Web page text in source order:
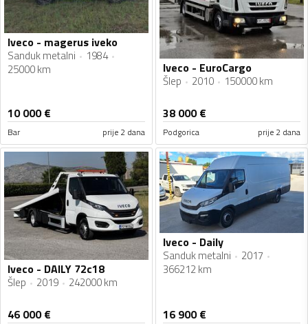
Iveco - magerus iveko
Sanduk metalni
1984
25000 km
10 000€
Bar prije 2 dana
Iveco - EuroCargo
Šlep 2010 150000 km
38 000€
Podgorica prije 2 dana
Iveco - DAILY 72c18
Šlep 2019 242000 km
46 000€
Iveco - Daily
Sanduk metalni
2017
366212 km
16 900€